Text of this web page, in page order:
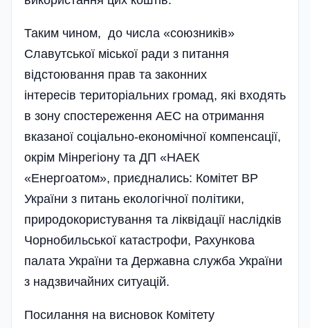
Таким чином, до числа «союзників»
Славутської міської ради з питання
відстоювання прав та законних
інтересів територіальних громад, які входять
в зону спостереження АЕС на отримання
вказаної соціально-економічної компенсації,
окрім Мінрегіону та ДП «НАЕК
«Енергоатом», приєднались: Комі­тет ВР
України з питань екологічної політики,
природокористування та ліквідації наслідків
Чорнобильської катастрофи, Рахункова
палата України та Державна служба України
з надзвичайних ситуацій.
Посилання на висновок Комітету